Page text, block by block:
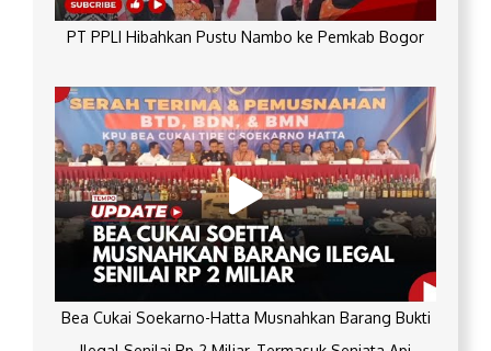
PT PPLI Hibahkan Pustu Nambo ke Pemkab Bogor
Bea Cukai Soekarno-Hatta Musnahkan Barang Bukti